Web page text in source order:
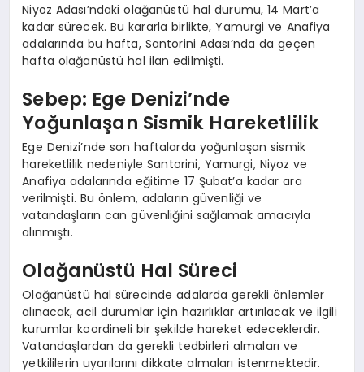
Niyoz Adası’ndaki olağanüstü hal durumu, 14 Mart’a
kadar sürecek. Bu kararla birlikte, Yamurgi ve Anafiya
adalarında bu hafta, Santorini Adası’nda da geçen
hafta olağanüstü hal ilan edilmişti.
Sebep: Ege Denizi’nde
Yoğunlaşan Sismik Hareketlilik
Ege Denizi’nde son haftalarda yoğunlaşan sismik
hareketlilik nedeniyle Santorini, Yamurgi, Niyoz ve
Anafiya adalarında eğitime 17 Şubat’a kadar ara
verilmişti. Bu önlem, adaların güvenliği ve
vatandaşların can güvenliğini sağlamak amacıyla
alınmıştı.
Olağanüstü Hal Süreci
Olağanüstü hal sürecinde adalarda gerekli önlemler
alınacak, acil durumlar için hazırlıklar artırılacak ve ilgili
kurumlar koordineli bir şekilde hareket edeceklerdir.
Vatandaşlardan da gerekli tedbirleri almaları ve
yetkililerin uyarılarını dikkate almaları istenmektedir.